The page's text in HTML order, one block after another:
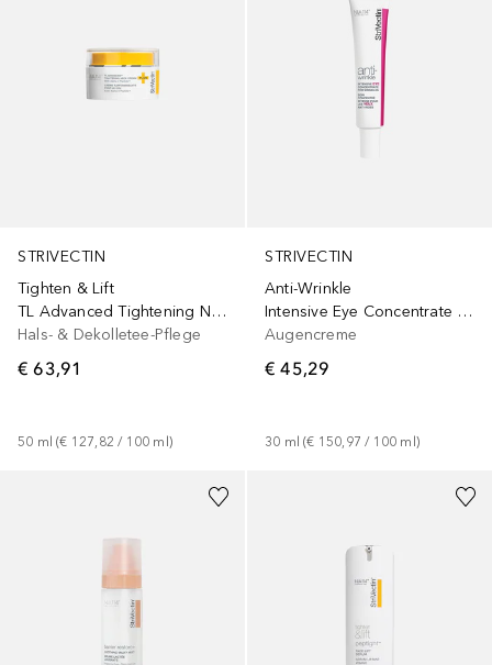
STRIVECTIN
Tighten & Lift
TL Advanced Tightening Neck Cream Plus Ujędrniający krem na szyję i dekolt z peptydami
Hals- & Dekolletee-Pflege
€ 63,91
50 ml (€ 127,82 / 100 ml )
STRIVECTIN
Anti-Wrinkle
Intensive Eye Concentrate for Wrinkles PLUS
Augencreme
€ 45,29
30 ml (€ 150,97 / 100 ml)